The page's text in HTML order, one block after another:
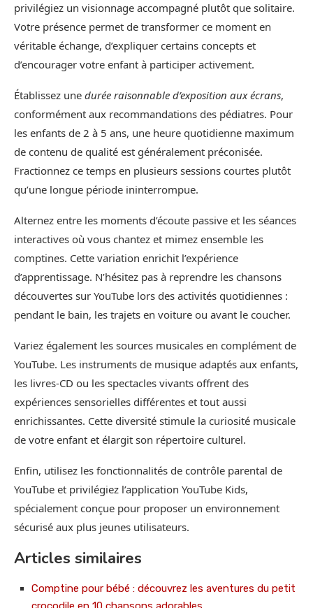
privilégiez un visionnage accompagné plutôt que solitaire.
Votre présence permet de transformer ce moment en
véritable échange, d’expliquer certains concepts et
d’encourager votre enfant à participer activement.
Établissez une durée raisonnable d’exposition aux écrans,
conformément aux recommandations des pédiatres. Pour
les enfants de 2 à 5 ans, une heure quotidienne maximum
de contenu de qualité est généralement préconisée.
Fractionnez ce temps en plusieurs sessions courtes plutôt
qu’une longue période ininterrompue.
Alternez entre les moments d’écoute passive et les séances
interactives où vous chantez et mimez ensemble les
comptines. Cette variation enrichit l’expérience
d’apprentissage. N’hésitez pas à reprendre les chansons
découvertes sur YouTube lors des activités quotidiennes :
pendant le bain, les trajets en voiture ou avant le coucher.
Variez également les sources musicales en complément de
YouTube. Les instruments de musique adaptés aux enfants,
les livres-CD ou les spectacles vivants offrent des
expériences sensorielles différentes et tout aussi
enrichissantes. Cette diversité stimule la curiosité musicale
de votre enfant et élargit son répertoire culturel.
Enfin, utilisez les fonctionnalités de contrôle parental de
YouTube et privilégiez l’application YouTube Kids,
spécialement conçue pour proposer un environnement
sécurisé aux plus jeunes utilisateurs.
Articles similaires
Comptine pour bébé : découvrez les aventures du petit